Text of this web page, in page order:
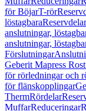
för BöjarT-rör
löstagbara
anslutningar,
anslutningar,
Förslutningar
Geberit Mapress
för rörledningar och
för flänskopplingar
ThermRördelar
MuffarReduceringar